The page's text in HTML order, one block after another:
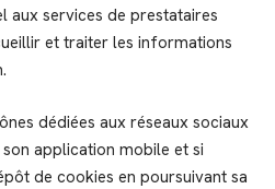
services de prestataires
et traiter les informations
dédiées aux réseaux sociaux
application mobile et si
de cookies en poursuivant sa